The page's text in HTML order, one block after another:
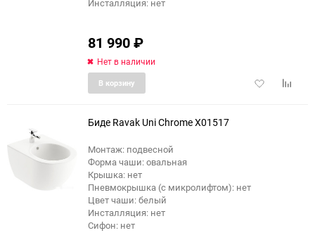
Инсталляция: нет
81 990₽
Нет в наличии
Добавить
В корзину
Биде Ravak Uni Chrome X01517
Монтаж: подвесной
Форма чаши: овальная
Крышка: нет
Пневмокрышка (с микролифтом): нет
Цвет чаши: белый
Инсталляция: нет
Сифон: нет